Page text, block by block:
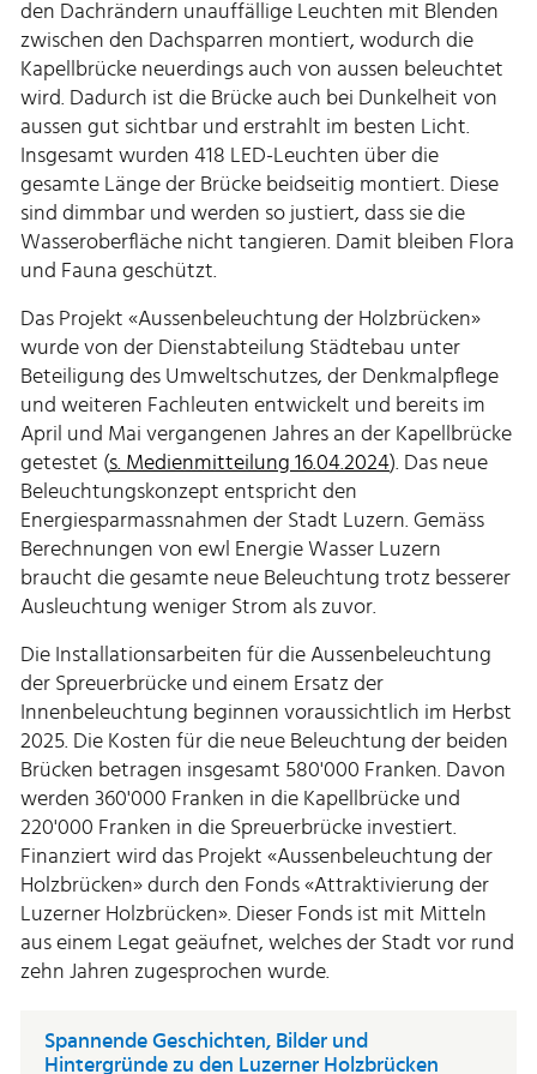
den Dachrändern unauffällige Leuchten mit Blenden
zwischen den Dachsparren montiert, wodurch die
Kapellbrücke neuerdings auch von aussen beleuchtet
wird. Dadurch ist die Brücke auch bei Dunkelheit von
aussen gut sichtbar und erstrahlt im besten Licht.
Insgesamt wurden 418 LED-Leuchten über die
gesamte Länge der Brücke beidseitig montiert. Diese
sind dimmbar und werden so justiert, dass sie die
Wasseroberfläche nicht tangieren. Damit bleiben Flora
und Fauna geschützt.
Das Projekt «Aussenbeleuchtung der Holzbrücken»
wurde von der Dienstabteilung Städtebau unter
Beteiligung des Umweltschutzes, der Denkmalpflege
und weiteren Fachleuten entwickelt und bereits im
April und Mai vergangenen Jahres an der Kapellbrücke
getestet (s. Medienmitteilung 16.04.2024). Das neue
Beleuchtungskonzept entspricht den
Energiesparmassnahmen der Stadt Luzern. Gemäss
Berechnungen von ewl Energie Wasser Luzern
braucht die gesamte neue Beleuchtung trotz besserer
Ausleuchtung weniger Strom als zuvor.
Die Installationsarbeiten für die Aussenbeleuchtung
der Spreuerbrücke und einem Ersatz der
Innenbeleuchtung beginnen voraussichtlich im Herbst
2025. Die Kosten für die neue Beleuchtung der beiden
Brücken betragen insgesamt 580'000 Franken. Davon
werden 360'000 Franken in die Kapellbrücke und
220'000 Franken in die Spreuerbrücke investiert.
Finanziert wird das Projekt «Aussenbeleuchtung der
Holzbrücken» durch den Fonds «Attraktivierung der
Luzerner Holzbrücken». Dieser Fonds ist mit Mitteln
aus einem Legat geäufnet, welches der Stadt vor rund
zehn Jahren zugesprochen wurde.
Spannende Geschichten, Bilder und
Hintergründe zu den Luzerner Holzbrücken